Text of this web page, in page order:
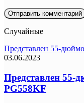
Случайные
Представлен 55-
03.06.2023
Представлен 55-
PG558KF